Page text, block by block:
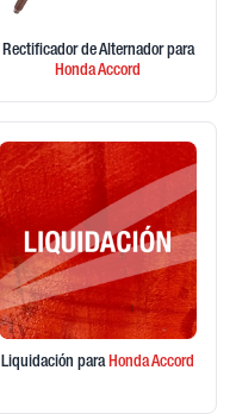
Rectificador de Alternador para
HondaAccord
Liquidación paraHondaAccord